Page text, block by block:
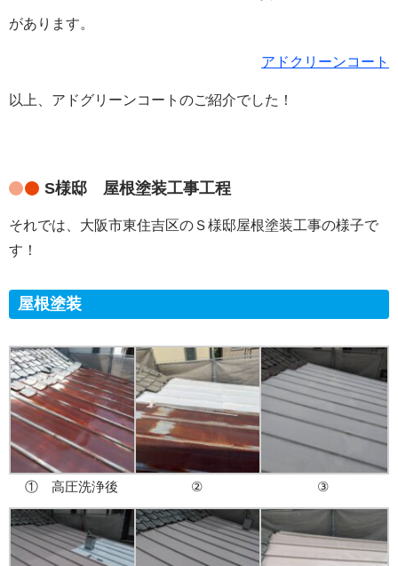
があります。
アドクリーンコート
以上、アドグリーンコートのご紹介でした！
S様邸 屋根塗装工事工程
それでは、大阪市東住吉区のＳ様邸屋根塗装工事の様子で
す！
屋根塗装
① 高圧洗浄後 ② ③